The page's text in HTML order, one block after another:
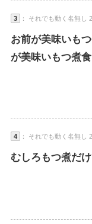
3 ： それでも動く名無し
お前が美味いも
が美味いもつ煮
4 ： それでも動く名無し
むしろもつ煮だ